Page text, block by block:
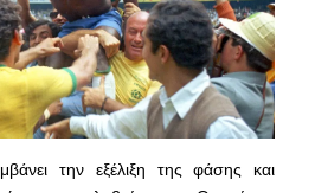
την εξέλιξη της φάσης και